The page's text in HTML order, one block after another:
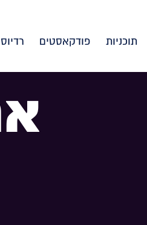
תוכניות פודקאסטים רדיוס TV